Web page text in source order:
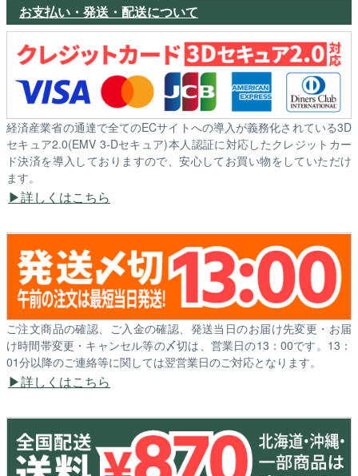
お支払い・発送・配送について
経済産業省の通達で全てのECサイトへの導入が義務化されている3D
セキュア2.0(EMV 3-Dセキュア)本人認証に対応したクレジットカー
ド決済を導入しておりますので、安心してお買い物をしていただけ
ます。
詳しくはこちら
ご注文商品の確認、ご入金の確認、発送当日のお届け先変更・お届
け時間帯変更・キャンセル等の〆切は、営業日の13：00です。13：
01分以降のご連絡等に関しては翌営業日のご対応となります。
詳しくはこちら